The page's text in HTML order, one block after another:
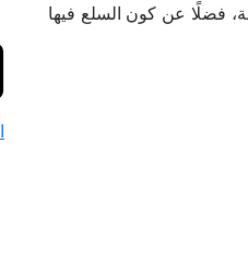
فضلًا عن كون السلع فيها